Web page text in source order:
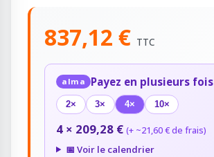
837,12 € TTC
alma Payez en plusieurs fois
2× 3× 4× 10×
4 × 209,28 € (+ ~21,60 € de frais)
📅 Voir le calendrier